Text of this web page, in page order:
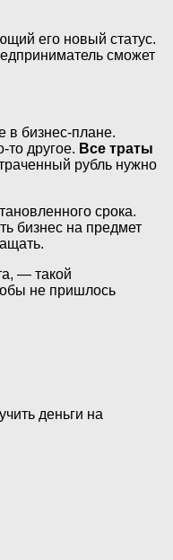
его новый статус.
сможет
в бизнес-плане.
то другое. Все траты
рубль нужно
срока.
бизнес на предмет
— такой
не пришлось
деньги на